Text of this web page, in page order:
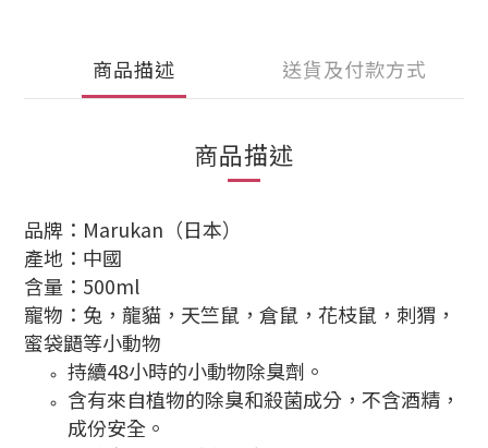
商品描述 送貨及付款方式
商品描述
品牌：Marukan（日本）
產地：中國
含量：500ml
寵物：兔，龍貓，天竺鼠，倉鼠，花枝鼠，刺猬，
蜜袋鼯等小動物
持續48小時的小動物除臭劑。
含有來自植物的除臭和殺菌成分，不含酒精，
成份安全。